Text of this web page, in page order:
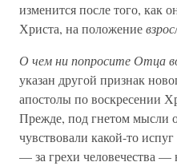
изменится после того, как
Христа, на положение
О чем ни попросите Отца
указан другой признак
апостолы по воскресении
Прежде, под гнетом мысли
чувствовали какой-то
— за грехи человечества —